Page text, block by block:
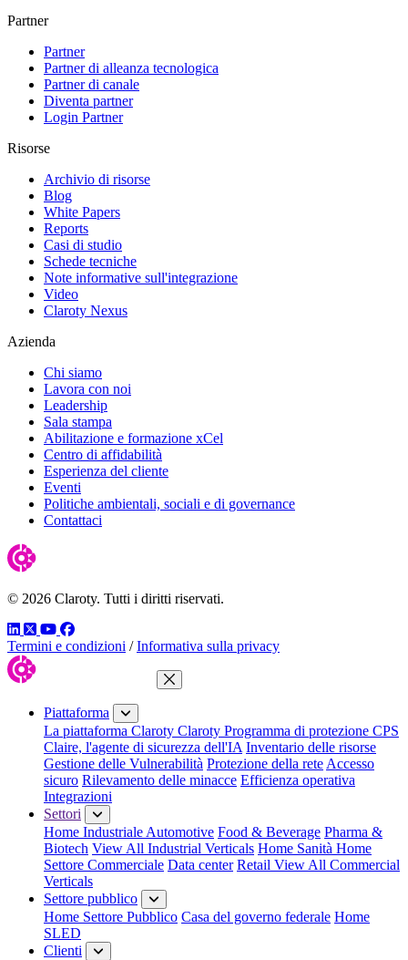
Partner
Partner
Partner di alleanza tecnologica
Partner di canale
Diventa partner
Login Partner
Risorse
Archivio di risorse
Blog
White Papers
Reports
Casi di studio
Schede tecniche
Note informative sull'integrazione
Video
Claroty Nexus
Azienda
Chi siamo
Lavora con noi
Leadership
Sala stampa
Abilitazione e formazione xCel
Centro di affidabilità
Esperienza del cliente
Eventi
Politiche ambientali, sociali e di governance
Contattaci
© 2026 Claroty. Tutti i diritti riservati.
LinkedIn
TwitterYouTube
Facebook
Termini e condizioni / Informativa sulla privacy
Chiudi menu
Piattaforma
La piattaforma Claroty Claroty Programma di protezione CPS
Claire, l'agente di sicurezza dell'IA Inventario delle risorse
Gestione delle Vulnerabilità Protezione della rete Accesso
sicuro Rilevamento delle minacce Efficienza operativa
Integrazioni
Settori
Home Industriale Automotive Food & Beverage Pharma &
Biotech View All Industrial Verticals Home Sanità Home
Settore Commerciale Data center Retail View All Commercial
Verticals
Settore pubblico
Home Settore Pubblico Casa del governo federale Home
SLED
Clienti